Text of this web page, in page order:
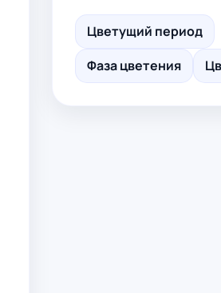
Цветущий период
Фаза цветения